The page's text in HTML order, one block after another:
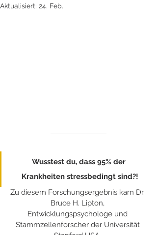
Aktualisiert: 24. Feb.
Wusstest du, dass 95% der
Krankheiten stressbedingt sind?!
Zu diesem Forschungsergebnis kam Dr.
Bruce H. Lipton,
Entwicklungspsychologe und
Stammzellenforscher der Universität